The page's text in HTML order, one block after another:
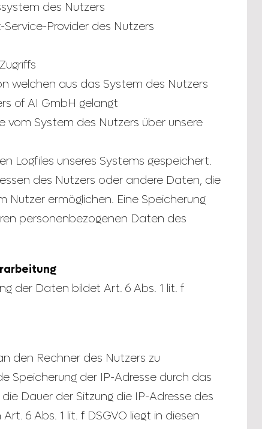
des Nutzers
Provider des Nutzers
welchen aus das System des Nutzers
of AI GmbH gelangt
vom System des Nutzers über unsere
Logfiles unseres Systems gespeichert.
des Nutzers oder andere Daten, die
Nutzer ermöglichen. Eine Speicherung
personenbezogenen Daten des
der Daten bildet Art. 6 Abs. 1 lit. f
den Rechner des Nutzers zu
Speicherung der IP-Adresse durch das
Dauer der Sitzung die IP-Adresse des
6 Abs. 1 lit. f DSGVO liegt in diesen